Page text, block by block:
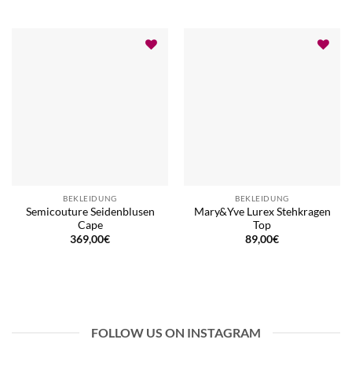
BEKLEIDUNG
Semicouture Seidenblusen
Cape
369,00€
BEKLEIDUNG
Mary&Yve Lurex Stehkragen
Top
89,00€
FOLLOW US ON INSTAGRAM